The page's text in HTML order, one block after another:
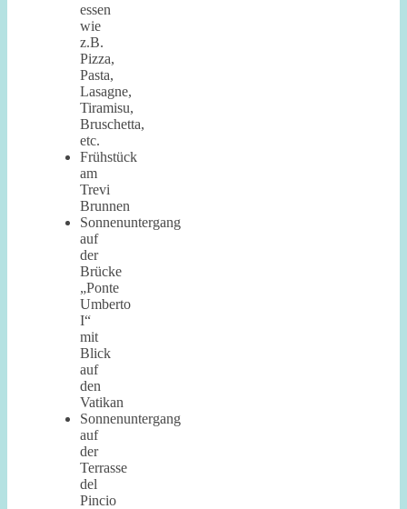
essen
wie
z.B.
Pizza,
Pasta,
Lasagne,
Tiramisu,
Bruschetta,
etc.
Frühstück
am
Trevi
Brunnen
Sonnenuntergang
auf
der
Brücke
„Ponte
Umberto
I“
mit
Blick
auf
den
Vatikan
Sonnenuntergang
auf
der
Terrasse
del
Pincio